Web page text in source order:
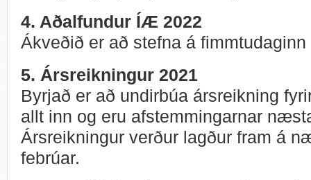
4. Aðalfundur ÍÆ 2022
Ákveðið er að stefna á fimmtudaginn
5. Ársreikningur 2021
Byrjað er að undirbúa ársreikning
allt inn og eru afstemmingarnar
Ársreikningur verður lagður fram á
febrúar.